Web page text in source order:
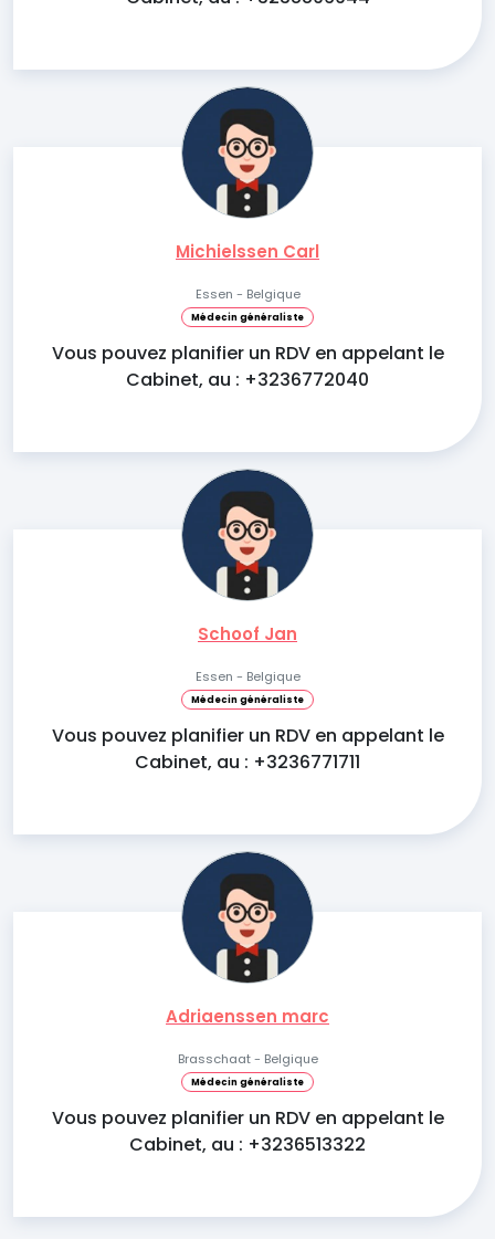
Michielssen Carl
Essen - Belgique
Médecin généraliste
Vous pouvez planifier un RDV en appelant le
Cabinet, au : +3236772040
Schoof Jan
Essen - Belgique
Médecin généraliste
Vous pouvez planifier un RDV en appelant le
Cabinet, au : +3236771711
Adriaenssen marc
Brasschaat - Belgique
Médecin généraliste
Vous pouvez planifier un RDV en appelant le
Cabinet, au : +3236513322